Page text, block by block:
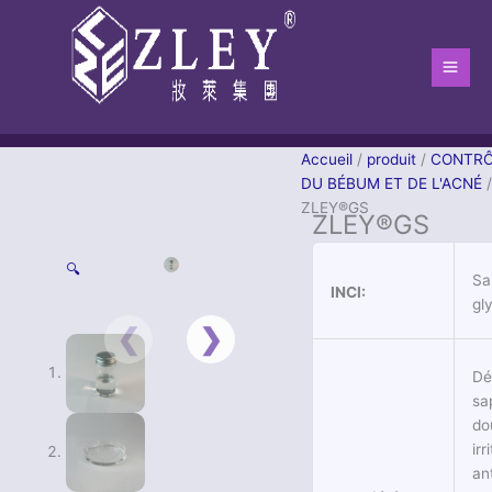
🔍
Accueil / produit /
DU BÉBUM ET DE L'ACNÉ /
ZLEY®GS
ZLEY®GS
INCI: